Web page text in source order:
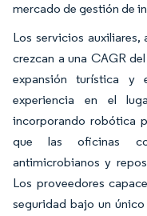
mercado de gestión de
Los servicios auxiliares,
crezcan a una CAGR
expansión turística y
experiencia en el
incorporando robótica
que las oficinas
antimicrobianos y
Los proveedores
seguridad bajo un